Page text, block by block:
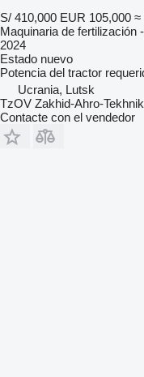
S/ 410,000 EUR 105,000 ≈
Maquinaria de fertilización
2024
Estado nuevo
Potencia del tractor
Ucrania, Lutsk
TzOV Zakhid-Ahro-
Contacte con el vendedor